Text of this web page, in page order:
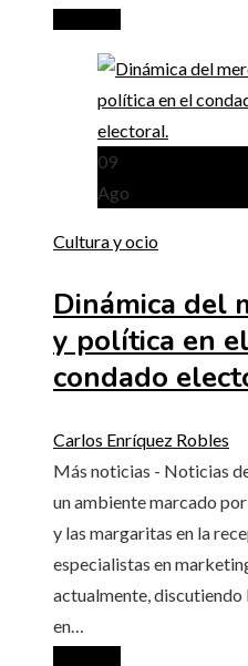
09
Ago
Cultura y ocio
Dinámica del
y política en el
condado
Carlos Enríquez Robles
Más noticias - Noticias
un ambiente marcado
y las margaritas en la
especialistas en
actualmente, discutiendo
en…